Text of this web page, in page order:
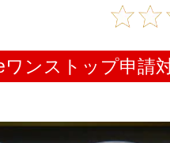
ンストップ申請